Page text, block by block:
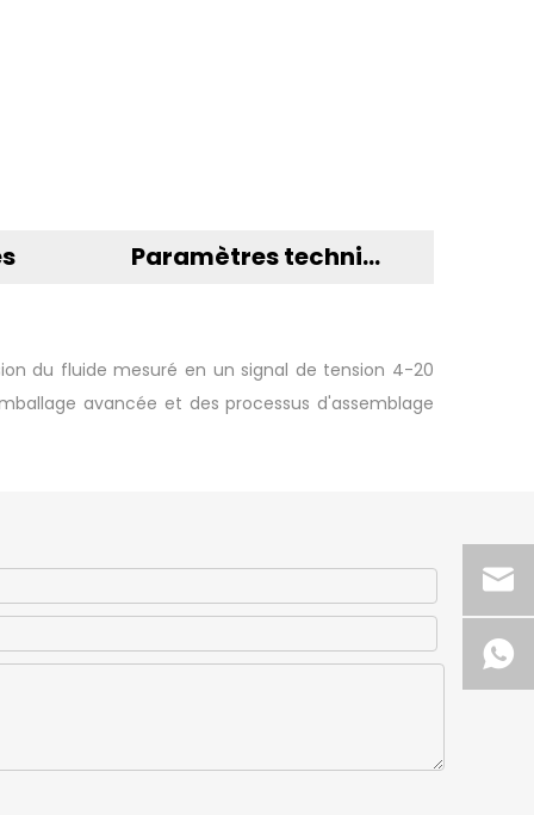
Paramètres techniques
du fluide mesuré en un signal de tension 4-20
avancée et des processus d'assemblage